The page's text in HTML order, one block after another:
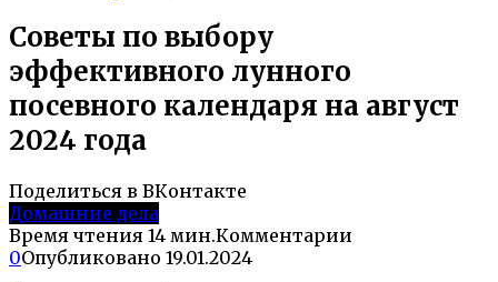
Советы по выбору
эффективного лунного
посевного календаря на август
2024 года
Поделиться в ВКонтакте
Домашние дела
Время чтения 14 мин.Комментарии
0Опубликовано 19.01.2024